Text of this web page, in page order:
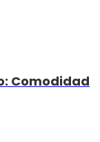
Comodidad